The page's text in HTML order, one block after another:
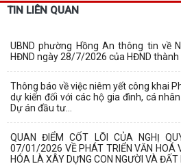
TIN LIÊN QUAN
UBND phường Hồng An thông tin về
HĐND ngày 28/7/2026 của HĐND thành
Thông báo về việc niêm yết công khai
dự kiến đối với các hộ gia đình, cá
Dự án đầu tư...
QUAN ĐIỂM CỐT LÕI CỦA NGHỊ
07/01/2026 VỀ PHÁT TRIỂN VĂN HOÁ
HÓA LÀ XÂY DỰNG CON NGƯỜI VÀ ĐẤT